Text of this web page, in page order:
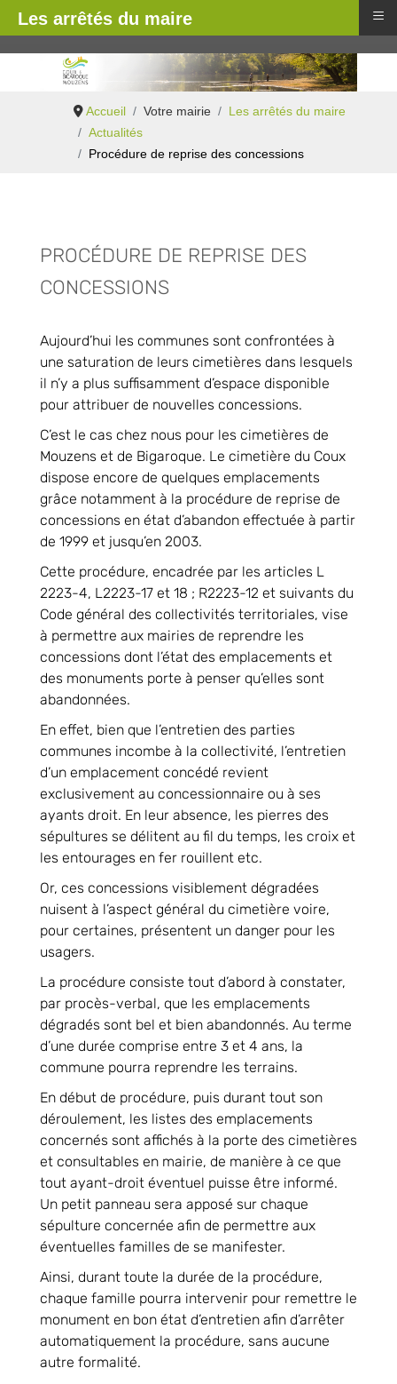
Accueil Votre mairie
Les arrêtés du maire
Actualités
Procédure de reprise des concessions
PROCÉDURE DE REPRISE DES
CONCESSIONS
Aujourd’hui les communes sont confrontées à
une saturation de leurs cimetières dans lesquels
il n’y a plus suffisamment d’espace disponible
pour attribuer de nouvelles concessions.
C’est le cas chez nous pour les cimetières de
Mouzens et de Bigaroque. Le cimetière du Coux
dispose encore de quelques emplacements
grâce notamment à la procédure de reprise de
concessions en état d’abandon effectuée à partir
de 1999 et jusqu’en 2003.
Cette procédure, encadrée par les articles L
2223-4, L2223-17 et 18 ; R2223-12 et suivants du
Code général des collectivités territoriales, vise
à permettre aux mairies de reprendre les
concessions dont l’état des emplacements et
des monuments porte à penser qu’elles sont
abandonnées.
En effet, bien que l’entretien des parties
communes incombe à la collectivité, l’entretien
d’un emplacement concédé revient
exclusivement au concessionnaire ou à ses
ayants droit. En leur absence, les pierres des
sépultures se délitent au fil du temps, les croix et
les entourages en fer rouillent etc.
Or, ces concessions visiblement dégradées
nuisent à l’aspect général du cimetière voire,
pour certaines, présentent un danger pour les
usagers.
La procédure consiste tout d’abord à constater,
par procès-verbal, que les emplacements
dégradés sont bel et bien abandonnés. Au terme
d’une durée comprise entre 3 et 4 ans, la
commune pourra reprendre les terrains.
En début de procédure, puis durant tout son
déroulement, les listes des emplacements
concernés sont affichés à la porte des cimetières
et consultables en mairie, de manière à ce que
tout ayant-droit éventuel puisse être informé.
Un petit panneau sera apposé sur chaque
sépulture concernée afin de permettre aux
éventuelles familles de se manifester.
Ainsi, durant toute la durée de la procédure,
chaque famille pourra intervenir pour remettre le
monument en bon état d’entretien afin d’arrêter
automatiquement la procédure, sans aucune
autre formalité.
Les arrêtés du maire ≡